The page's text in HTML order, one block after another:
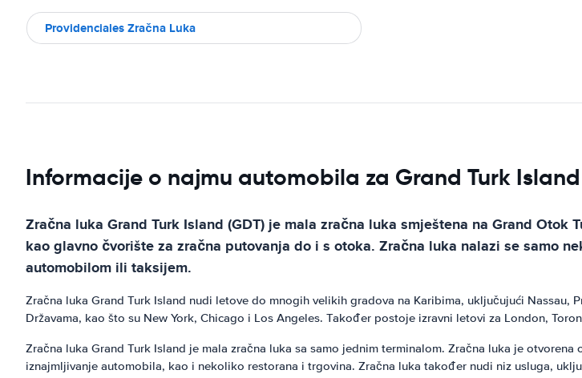
Providenciales Zračna Luka
Informacije o najmu automobila za Grand Turk
Zračna luka Grand Turk Island (GDT) je mala zračna luka smještena na Grand
kao glavno čvorište za zračna putovanja do i s otoka. Zračna luka nalazi se samo
automobilom ili taksijem.
Zračna luka Grand Turk Island nudi letove do mnogih velikih gradova na Karibima, uključujući
Državama, kao što su New York, Chicago i Los Angeles. Također postoje izravni letovi za London,
Zračna luka Grand Turk Island je mala zračna luka sa samo jednim terminalom. Zračna luka je
iznajmljivanje automobila, kao i nekoliko restorana i trgovina. Zračna luka također nudi niz usluga,